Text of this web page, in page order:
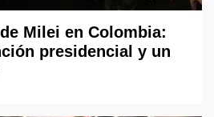
Milei en Colombia:
presidencial y un